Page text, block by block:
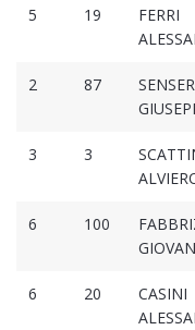
5 19
FERRI
2 87
3 3
6 100
6 20
CASINI